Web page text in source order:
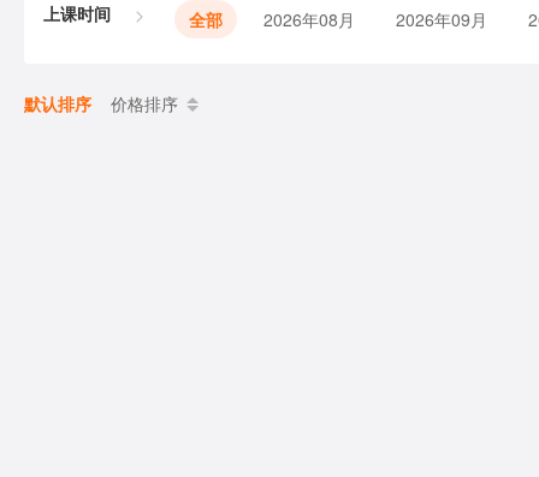
上课时间 全部 2026年08月 2026年09月
默认排序 价格排序